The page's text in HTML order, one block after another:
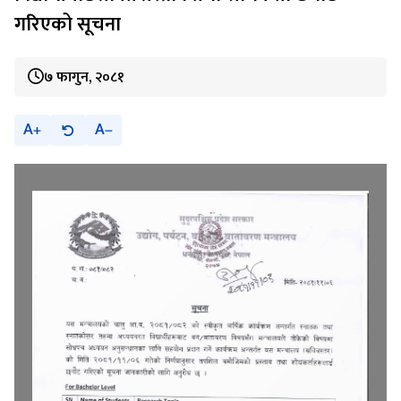
गरिएको सूचना
७ फागुन, २०८१
A A